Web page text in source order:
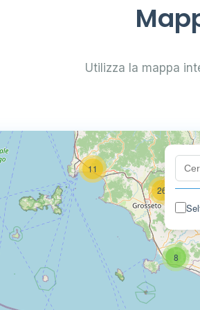
Utilizza la mappa
8
11
26
75